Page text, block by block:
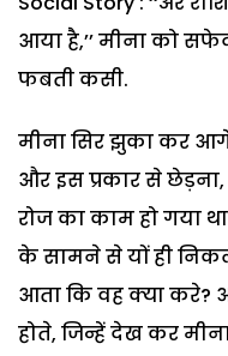
आया है,’’ मीना को
फबती कसी.
मीना सिर झुका कर
और इस प्रकार से
रोज का काम हो गया
के सामने से यों ही
आता कि वह क्या करे?
होते, जिन्हें देख कर